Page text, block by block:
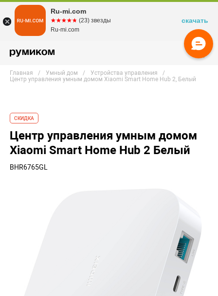
Главная Умный дом
Устройства управления
Центр управления умным домом Xiaomi Smart Home Hub 2, Белый
СКИДКА
Центр управления умным домом
Xiaomi Smart Home Hub 2 Белый
BHR6765GL
Ru-mi.com
☆☆☆☆☆
★★★★★ (23) звезды
Ru-mi.com
скачать